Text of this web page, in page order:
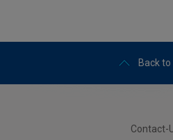
Back
Contact-